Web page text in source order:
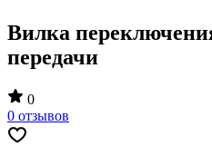
Вилка
передачи
0
0 отзывов